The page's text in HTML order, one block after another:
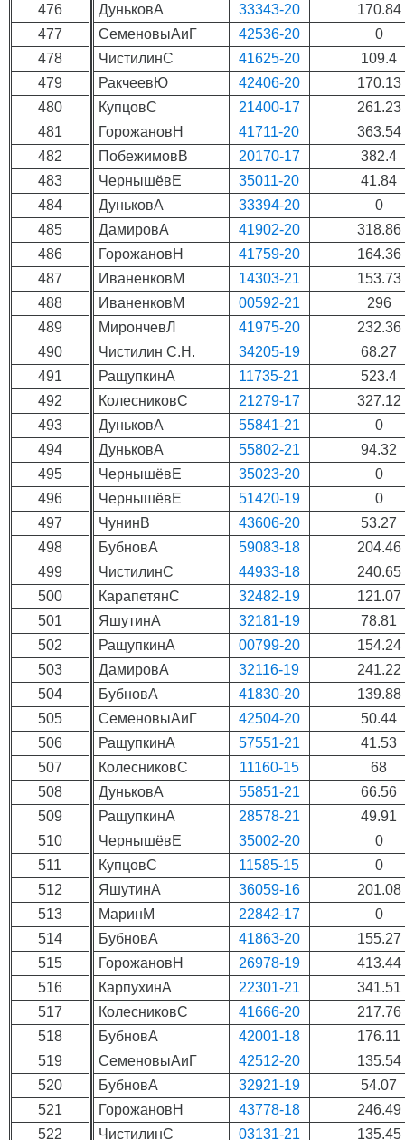
476
477
478
479
480
481
482
483
484
485
486
487
488
489
490
491
492
493
494
495
496
497
498
499
500
501
502
503
504
505
506
507
508
509
510
511
512
513
514
515
516
517
518
519
520
521
522
ДуньковА
33343-20
170.84
СеменовыАиГ
42536-20
0
ЧистилинС
41625-20
109.4
РакчеевЮ
42406-20
170.13
КупцовС
21400-17
261.23
ГорожановН
41711-20
363.54
ПобежимовВ
20170-17
382.4
ЧернышёвЕ
35011-20
41.84
ДуньковА
33394-20
0
ДамировА
41902-20
318.86
ГорожановН
41759-20
164.36
ИваненковМ
14303-21
153.73
ИваненковМ
00592-21
296
МирончевЛ
41975-20
232.36
Чистилин С.Н.
34205-19
68.27
РащупкинА
11735-21
523.4
КолесниковС
21279-17
327.12
ДуньковА
55841-21
0
ДуньковА
55802-21
94.32
ЧернышёвЕ
35023-20
0
ЧернышёвЕ
51420-19
0
ЧунинВ
43606-20
53.27
БубновА
59083-18
204.46
ЧистилинС
44933-18
240.65
КарапетянС
32482-19
121.07
ЯшутинА
32181-19
78.81
РащупкинА
00799-20
154.24
ДамировА
32116-19
241.22
БубновА
41830-20
139.88
СеменовыАиГ
42504-20
50.44
РащупкинА
57551-21
41.53
КолесниковС
11160-15
68
ДуньковА
55851-21
66.56
РащупкинА
28578-21
49.91
ЧернышёвЕ
35002-20
0
КупцовС
11585-15
0
ЯшутинА
36059-16
201.08
МаринМ
22842-17
0
БубновА
41863-20
155.27
ГорожановН
26978-19
413.44
КарпухинА
22301-21
341.51
КолесниковС
41666-20
217.76
БубновА
42001-18
176.11
СеменовыАиГ
42512-20
135.54
БубновА
32921-19
54.07
ГорожановН
43778-18
246.49
ЧистилинС
03131-21 135.45